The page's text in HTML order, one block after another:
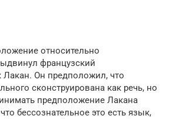
относительно
французский
Лакан. Он предположил, что
сконструирована как речь, но
предположение Лакана
бессознательное это есть язык,